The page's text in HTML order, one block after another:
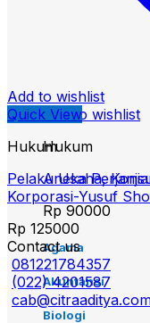
Add to wishlist
Hukum
Aneka
Rp 90000
Agama
Akuntansi
Biologi
Add to wishlist
Quick View
Hukum
Pelaku Usaha,
Korporasi-Yusuf
Rp 125000
Contact us
081221784357
(022) 4201587